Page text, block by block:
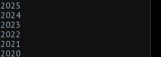
2025
2024
2023
2022
2021
2020